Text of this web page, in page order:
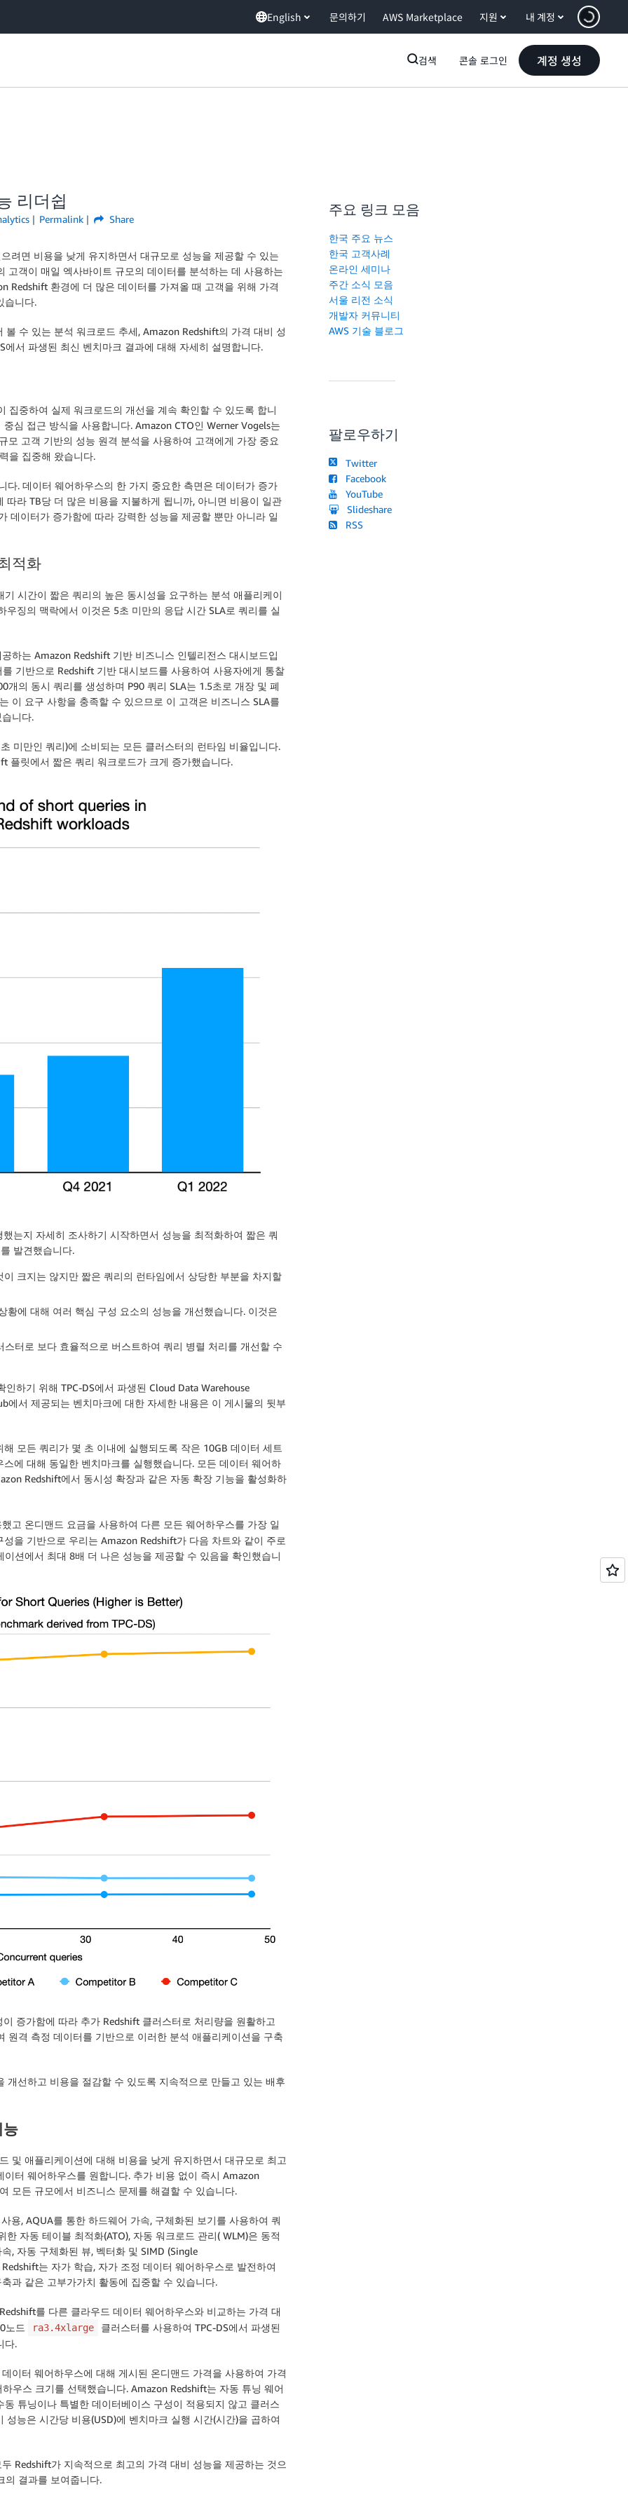
English 문의하기 AWS Marketplace 지원 내 계정
검색 콘솔 로그인 계정 생성
리더쉽
Permalink Share
려면 비용을 낮게 유지하면서 대규모로 성능을 제공할 수 있는
고객이 매일 엑사바이트 규모의 데이터를 분석하는 데 사용하는
Redshift 환경에 더 많은 데이터를 가져올 때 고객을 위해 가격
습니다.
수 있는 분석 워크로드 추세, Amazon Redshift의 가격 대비 성
에서 파생된 최신 벤치마크 결과에 대해 자세히 설명합니다.
중하여 실제 워크로드의 개선을 계속 확인할 수 있도록 합니
심 접근 방식을 사용합니다. Amazon CTO인 Werner Vogels는
모 고객 기반의 성능 원격 분석을 사용하여 고객에게 가장 중요
을 집중해 왔습니다.
. 데이터 웨어하우스의 한 가지 중요한 측면은 데이터가 증가
라 TB당 더 많은 비용을 지불하게 됩니까, 아니면 비용이 일관
데이터가 증가함에 따라 강력한 성능을 제공할 뿐만 아니라 일
적화
시간이 짧은 쿼리의 높은 동시성을 요구하는 분석 애플리케이
징의 맥락에서 이것은 5초 미만의 응답 시간 SLA로 쿼리를 실
하는 Amazon Redshift 기반 비즈니스 인텔리전스 대시보드입
기반으로 Redshift 기반 대시보드를 사용하여 사용자에게 통찰
의 동시 쿼리를 생성하며 P90 쿼리 SLA는 1.5초로 개장 및 폐
이 요구 사항을 충족할 수 있으므로 이 고객은 비즈니스 SLA를
니다.
미만인 쿼리)에 소비되는 모든 클러스터의 런타임 비율입니다.
플릿에서 짧은 쿼리 워크로드가 크게 증가했습니다.
는지 자세히 조사하기 시작하면서 성능을 최적화하여 짧은 쿼
발견했습니다.
크지는 않지만 짧은 쿼리의 런타임에서 상당한 부분을 차지할
에 대해 여러 핵심 구성 요소의 성능을 개선했습니다. 이것은
터로 보다 효율적으로 버스트하여 쿼리 병렬 처리를 개선할 수
하기 위해 TPC-DS에서 파생된 Cloud Data Warehouse
에서 제공되는 벤치마크에 대한 자세한 내용은 이 게시물의 뒷부
모든 쿼리가 몇 초 이내에 실행되도록 작은 10GB 데이터 세트
에 대해 동일한 벤치마크를 실행했습니다. 모든 데이터 웨어하
Redshift에서 동시성 확장과 같은 자동 확장 기능을 활성화하
고 온디맨드 요금을 사용하여 다른 모든 웨어하우스를 가장 일
을 기반으로 우리는 Amazon Redshift가 다음 차트와 같이 주로
션에서 최대 8배 더 나은 성능을 제공할 수 있음을 확인했습니
증가함에 따라 추가 Redshift 클러스터로 처리량을 원활하고
격 측정 데이터를 기반으로 이러한 분석 애플리케이션을 구축
선하고 비용을 절감할 수 있도록 지속적으로 만들고 있는 배후
능
및 애플리케이션에 대해 비용을 낮게 유지하면서 대규모로 최고
터 웨어하우스를 원합니다. 추가 비용 없이 즉시 Amazon
모든 규모에서 비즈니스 문제를 해결할 수 있습니다.
용, AQUA를 통한 하드웨어 가속, 구체화된 보기를 사용하여 쿼
자동 테이블 최적화(ATO), 자동 워크로드 관리( WLM)은 동적
, 자동 구체화된 뷰, 벡터화 및 SIMD (Single
는 자가 학습, 자가 조정 데이터 웨어하우스로 발전하여
과 같은 고부가가치 활동에 집중할 수 있습니다.
를 다른 클라우드 데이터 웨어하우스와 비교하는 가격 대
노드
ra3.4xlarge
클러스터를 사용하여 TPC-DS에서 파생된
다.
이터 웨어하우스에 대해 게시된 온디맨드 가격을 사용하여 가격
우스 크기를 선택했습니다. Amazon Redshift는 자동 튜닝 웨어
튜닝이나 특별한 데이터베이스 구성이 적용되지 않고 클러스
능은 시간당 비용(USD)에 벤치마크 실행 시간(시간)을 곱하여
Redshift가 지속적으로 최고의 가격 대비 성능을 제공하는 것으
의 결과를 보여줍니다.
주요 링크 모음
한국 주요 뉴스
한국 고객사례
온라인 세미나
주간 소식 모음
서울 리전 소식
개발자 커뮤니티
AWS 기술 블로그
팔로우하기
Twitter
Facebook
YouTube
Slideshare
RSS